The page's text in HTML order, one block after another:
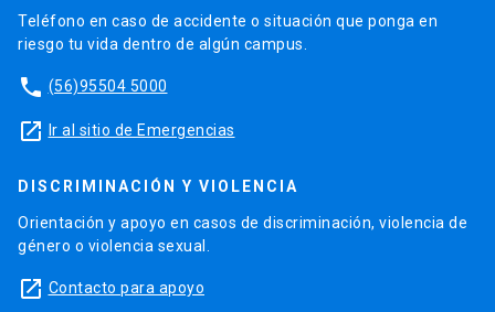
Teléfono en caso de accidente o situación que ponga en
riesgo tu vida dentro de algún campus.
phone (56)95504 5000
launch Ir al sitio de Emergencias
DISCRIMINACIÓN Y VIOLENCIA
Orientación y apoyo en casos de discriminación, violencia de
género o violencia sexual.
launch Contacto para apoyo